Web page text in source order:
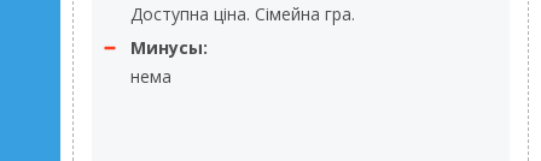
Доступна ціна. Сімейна гра.
Минусы:
нема